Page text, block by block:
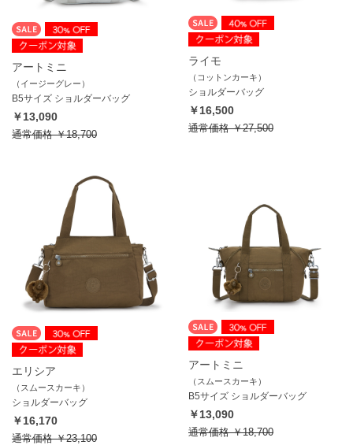
アートミニ
（イージーグレー）
B5サイズ ショルダーバッグ
￥13,090
通常価格￥18,700
ライモ
（コットンカーキ）
ショルダーバッグ
￥16,500
通常価格￥27,500
エリシア
（スムースカーキ）
ショルダーバッグ
￥16,170
通常価格￥23,100
アートミニ
（スムースカーキ）
B5サイズ ショルダーバッグ
￥13,090
通常価格￥18,700